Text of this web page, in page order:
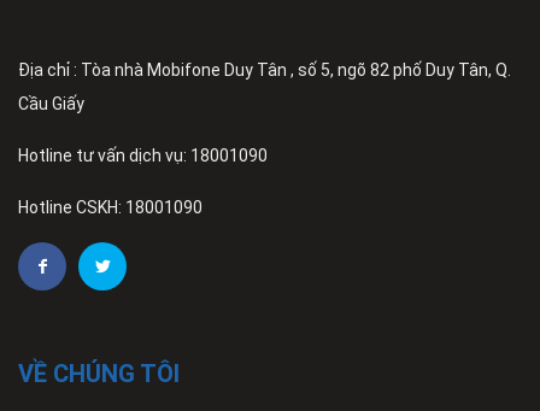
Địa chỉ : Tòa nhà Mobifone Duy Tân , số 5, ngõ 82 phố Duy Tân, Q.
Cầu Giấy
Hotline tư vấn dịch vụ: 18001090
Hotline CSKH: 18001090
VỀ CHÚNG TÔI